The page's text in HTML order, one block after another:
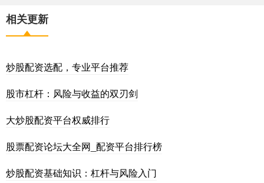
相关更新
炒股配资选配，专业平台推荐
股市杠杆：风险与收益的双刃剑
大炒股配资平台权威排行
股票配资论坛大全网_配资平台排行榜
炒股配资基础知识：杠杆与风险入门